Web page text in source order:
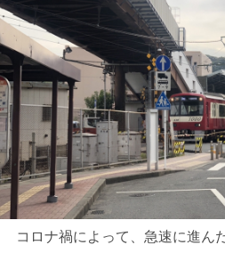
コロナ禍によって、急速に進ん